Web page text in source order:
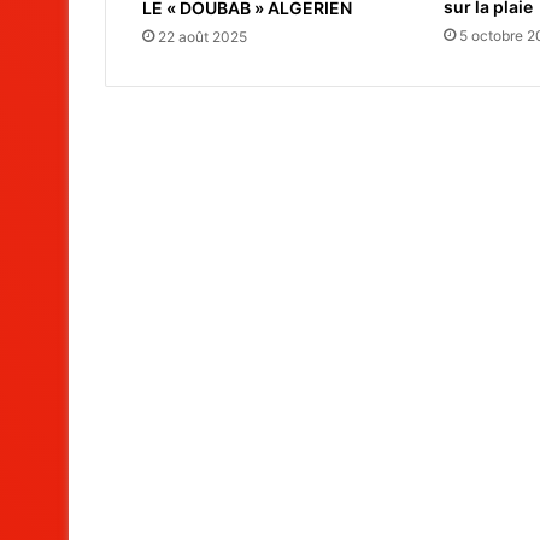
LE « DOUBAB » ALGERIEN
22 août 2025
sur la plaie
5 octobre